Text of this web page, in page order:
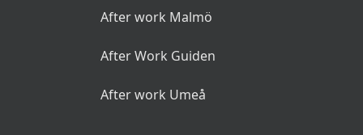
After work Malmö
After Work Guiden
After work Umeå